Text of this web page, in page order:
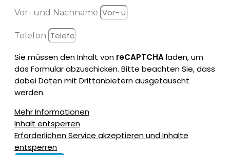
Vor- und Nachname
Telefon
Sie müssen den Inhalt von reCAPTCHAladen, um
das Formular abzuschicken. Bitte beachten Sie, dass
dabei Daten mit Drittanbietern ausgetauscht
werden.
Mehr Informationen
Inhalt entsperren
Erforderlichen Service akzeptieren und Inhalte
entsperren